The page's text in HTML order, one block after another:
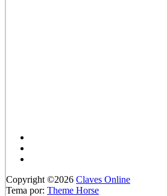
Copyright ©2026 Claves Online
Tema por: Theme Horse